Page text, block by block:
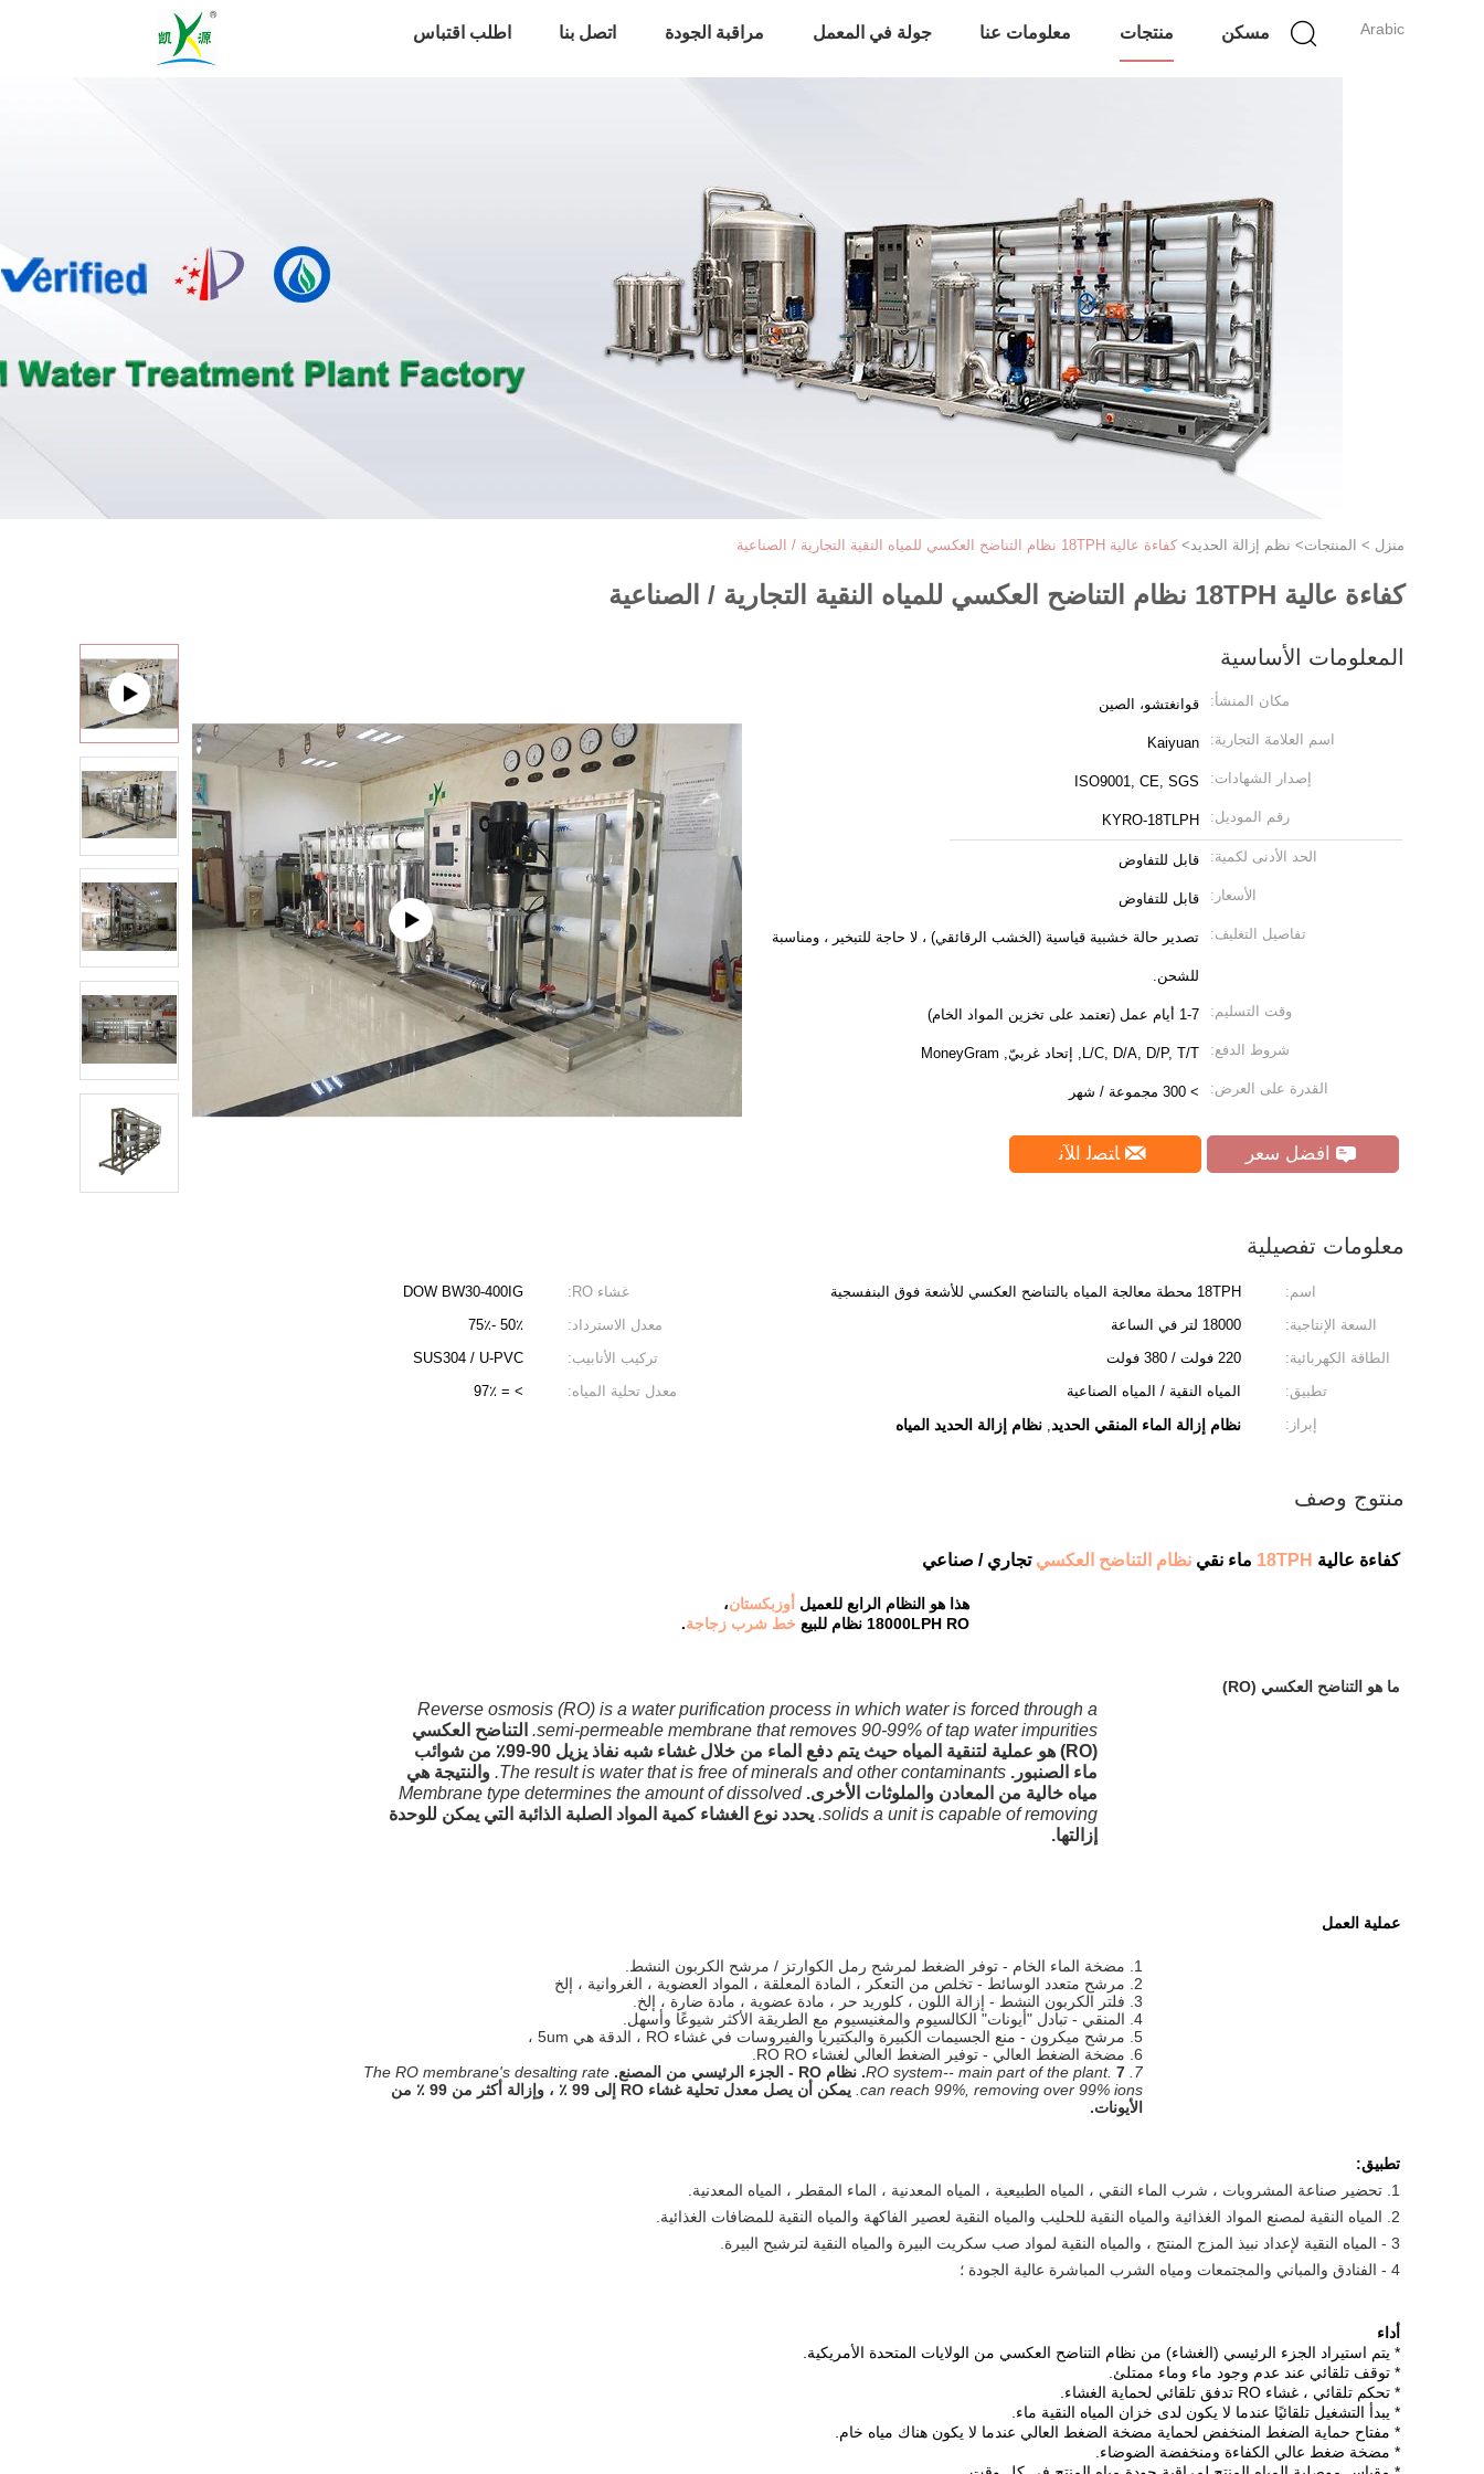
Arabic مسكن منتجات معلومات عنا جولة في المعمل مراقبة الجودة اتصل بنا اطلب اقتباس
منزل > المنتجات> نظم إزالة الحديد> كفاءة عالية 18TPH نظام التناضح العكسي للمياه النقية التجارية / الصناعية
كفاءة عالية 18TPH نظام التناضح العكسي للمياه النقية التجارية / الصناعية
المعلومات الأساسية
مكان المنشأ: قوانغتشو، الصين
اسم العلامة التجارية: Kaiyuan
إصدار الشهادات: ISO9001, CE, SGS
رقم الموديل: KYRO-18TLPH
الحد الأدنى لكمية: قابل للتفاوض
الأسعار: قابل للتفاوض
تفاصيل التغليف: تصدير حالة خشبية قياسية (الخشب الرقائقي) ، لا حاجة للتبخير ، ومناسبة
للشحن.
وقت التسليم: 1-7 أيام عمل (تعتمد على تخزين المواد الخام)
شروط الدفع: L/C, D/A, D/P, T/T, إتحاد غربيّ, MoneyGram
القدرة على العرض: > 300 مجموعة / شهر
افضل سعر ﺎﺘﺼﻟ ﺍﻶﻧ
معلومات تفصيلية
اسم: 18TPH محطة معالجة المياه بالتناضح العكسي للأشعة فوق البنفسجية غشاء RO:
DOW BW30-400IG
السعة الإنتاجية:
18000 لتر في الساعة معدل الاسترداد:
50٪ -75٪
الطاقة الكهربائية:
220 فولت / 380 فولت تركيب الأنابيب:
SUS304 / U-PVC
تطبيق:
المياه النقية / المياه الصناعية معدل تحلية المياه:
> = 97٪
إبراز:
نظام إزالة الماء المنقي الحديد, نظام إزالة الحديد المياه
منتوج وصف
كفاءة عالية 18TPH ماء نقي نظام التناضح العكسي تجاري / صناعي
هذا هو النظام الرابع للعميل أوزبكستان،
18000LPH RO نظام للبيع
خط شرب زجاجة.
ما هو التناضح العكسي (RO)
Reverse osmosis (RO) is a water purification process in which water is forced through a
semi-permeable membrane that removes 90-99% of tap water impurities.
التناضح العكسي
(RO) هو عملية لتنقية المياه حيث يتم دفع الماء من خلال غشاء شبه نفاذ يزيل 90-99٪ من شوائب
ماء الصنبور. The result is water that is free of minerals and other contaminants. والنتيجة هي
مياه خالية من المعادن والملوثات الأخرى. Membrane type determines the amount of dissolved
solids a unit is capable of removing. يحدد نوع الغشاء كمية المواد الصلبة الذائبة التي يمكن للوحدة
إزالتها.
عملية العمل
1. مضخة الماء الخام - توفر الضغط لمرشح رمل الكوارتز / مرشح الكربون النشط.
2. مرشح متعدد الوسائط - تخلص من التعكر ، المادة المعلقة ، المواد العضوية ، الغروانية ، إلخ
3. فلتر الكربون النشط - إزالة اللون ، كلوريد حر ، مادة عضوية ، مادة ضارة ، إلخ.
4. المنقي - تبادل "أيونات" الكالسيوم والمغنيسيوم مع الطريقة الأكثر شيوعًا وأسهل.
5. مرشح ميكرون - منع الجسيمات الكبيرة والبكتيريا والفيروسات في غشاء RO ، الدقة هي 5um ،
6. مضخة الضغط العالي - توفير الضغط العالي لغشاء RO RO.
7. RO system-- main part of the plant. 7. نظام RO - الجزء الرئيسي من المصنع.
The RO membrane's desalting rate
can reach 99%, removing over 99% ions.
يمكن أن يصل معدل تحلية غشاء RO إلى 99 ٪ ، وإزالة أكثر من 99 ٪ من
الأيونات.
تطبيق:
1. تحضير صناعة المشروبات ، شرب الماء النقي ، المياه الطبيعية ، المياه المعدنية ، الماء المقطر ، المياه المعدنية.
2. المياه النقية لمصنع المواد الغذائية والمياه النقية للحليب والمياه النقية لعصير الفاكهة والمياه النقية للمضافات الغذائية.
3 - المياه النقية لإعداد نبيذ المزج المنتج ، والمياه النقية لمواد صب سكريت البيرة والمياه النقية لترشيح البيرة.
4 - الفنادق والمباني والمجتمعات ومياه الشرب المباشرة عالية الجودة ؛
أداء
* يتم استيراد الجزء الرئيسي (الغشاء) من نظام التناضح العكسي من الولايات المتحدة الأمريكية.
* توقف تلقائي عند عدم وجود ماء وماء ممتلئ.
* تحكم تلقائي ، غشاء RO تدفق تلقائي لحماية الغشاء.
* يبدأ التشغيل تلقائيًا عندما لا يكون لدى خزان المياه النقية ماء.
* مفتاح حماية الضغط المنخفض لحماية مضخة الضغط العالي عندما لا يكون هناك مياه خام.
* مضخة ضغط عالي الكفاءة ومنخفضة الضوضاء.